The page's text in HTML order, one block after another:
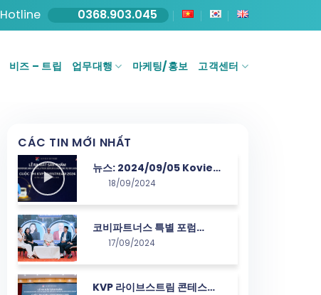
Hotline 0368.903.045
비즈 – 트립 업무대행 마케팅/홍보 고객센터
CÁC TIN MỚI NHẤT
뉴스: 2024/09/05 Kovie
가 HTV 방송에 영광스럽게 등
장하다
18/09/2024
코비파트너스 특별 포럼
2024 탐방: 연결과 학습의 기
회
17/09/2024
KVP 라이브스트림 콘테스트